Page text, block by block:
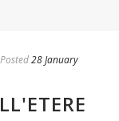
Posted28 January